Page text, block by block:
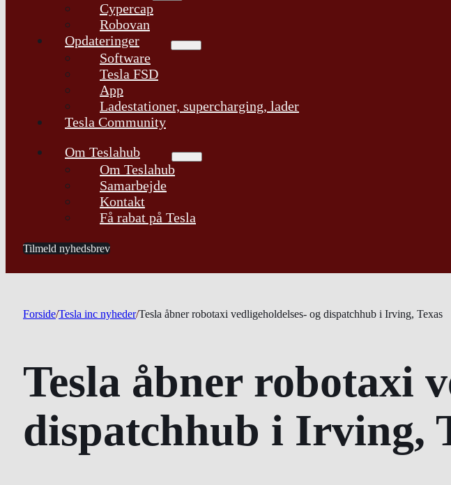
Cypercap
Robovan
Opdateringer
Software
Tesla FSD
App
Ladestationer, supercharging, lader
Tesla Community
Om Teslahub
Om Teslahub
Samarbejde
Kontakt
Få rabat på Tesla
Tilmeld nyhedsbrev
Forside/Tesla inc nyheder/Tesla åbner robotaxi vedligeholdelses- og dispatchhub i Irving, Texas
Tesla åbner robotaxi
dispatchhub i Irving,